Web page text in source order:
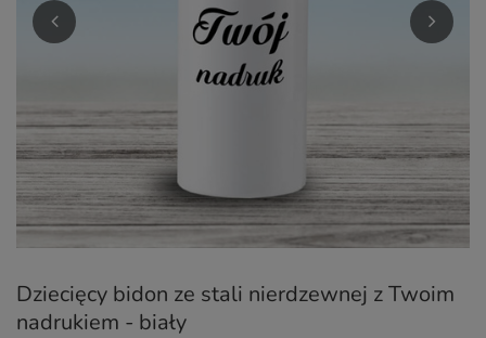
Dziecięcy bidon ze stali nierdzewnej z Twoim
nadrukiem - biały